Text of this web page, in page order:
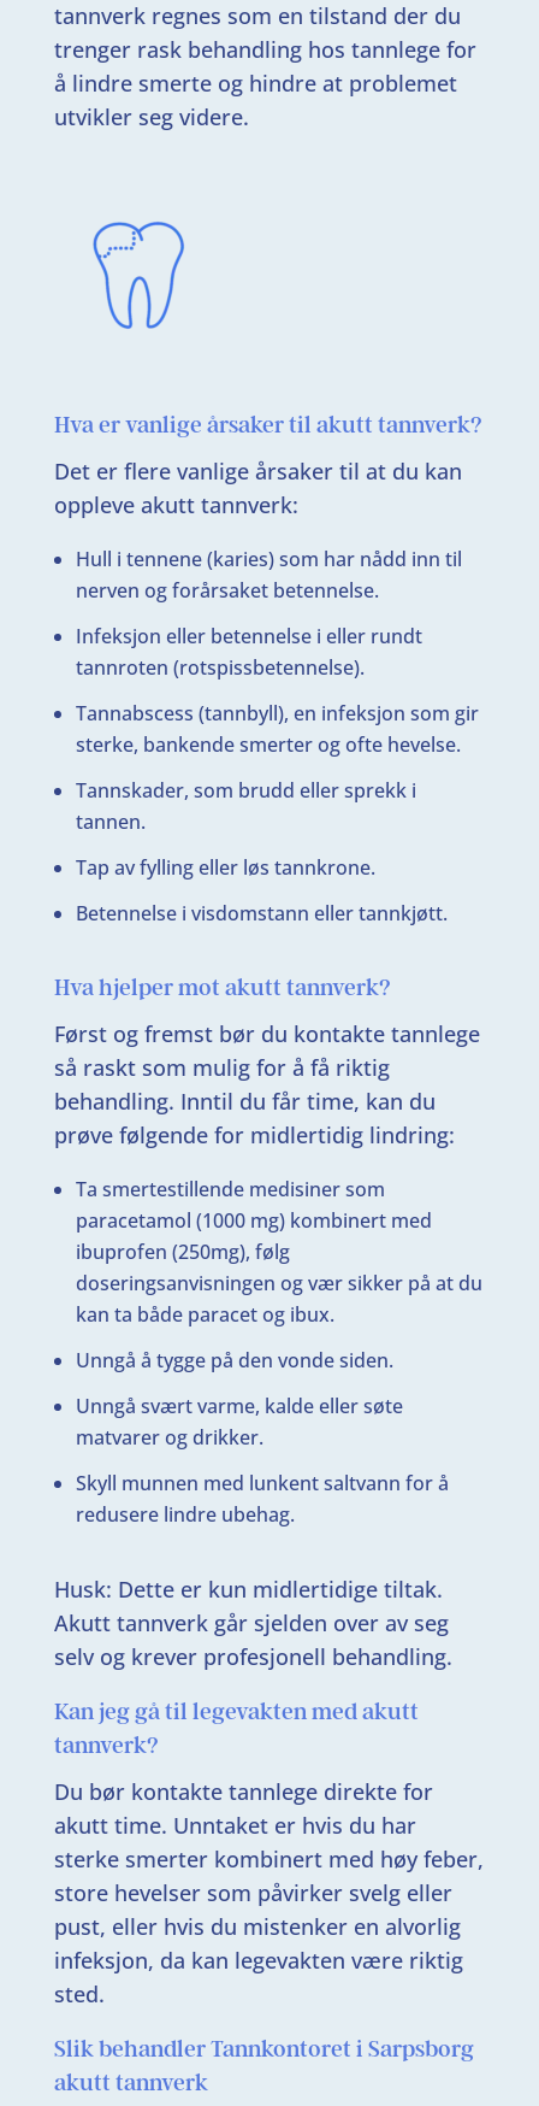
tannverk regnes som en tilstand der du
trenger rask behandling hos tannlege for
å lindre smerte og hindre at problemet
utvikler seg videre.
Hva er vanlige årsaker til akutt tannverk?
Det er flere vanlige årsaker til at du kan
oppleve akutt tannverk:
Hull i tennene (karies) som har nådd inn til
nerven og forårsaket betennelse.
Infeksjon eller betennelse i eller rundt
tannroten (rotspissbetennelse).
Tannabscess (tannbyll), en infeksjon som gir
sterke, bankende smerter og ofte hevelse.
Tannskader, som brudd eller sprekk i
tannen.
Tap av fylling eller løs tannkrone.
Betennelse i visdomstann eller tannkjøtt.
Hva hjelper mot akutt tannverk?
Først og fremst bør du kontakte tannlege
så raskt som mulig for å få riktig
behandling. Inntil du får time, kan du
prøve følgende for midlertidig lindring:
Ta smertestillende medisiner som
paracetamol (1000 mg) kombinert med
ibuprofen (250mg), følg
doseringsanvisningen og vær sikker på at du
kan ta både paracet og ibux.
Unngå å tygge på den vonde siden.
Unngå svært varme, kalde eller søte
matvarer og drikker.
Skyll munnen med lunkent saltvann for å
redusere lindre ubehag.
Husk: Dette er kun midlertidige tiltak.
Akutt tannverk går sjelden over av seg
selv og krever profesjonell behandling.
Kan jeg gå til legevakten med akutt
tannverk?
Du bør kontakte tannlege direkte for
akutt time. Unntaket er hvis du har
sterke smerter kombinert med høy feber,
store hevelser som påvirker svelg eller
pust, eller hvis du mistenker en alvorlig
infeksjon, da kan legevakten være riktig
sted.
Slik behandler Tannkontoret i Sarpsborg
akutt tannverk